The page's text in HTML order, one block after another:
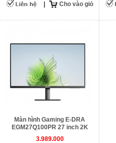
Cho vào giỏ
Màn hình Gaming E-DRA
EGM27Q100PR 27 inch 2K
100hz
3.989.000